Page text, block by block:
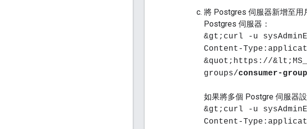
將 Postgres 伺服器新增至用
Postgres 伺服器：
&gt;curl -u
Content-
&quot;https://
groups/consumer-
如果將多個 Postgre 伺服器
&gt;curl -u
Content-